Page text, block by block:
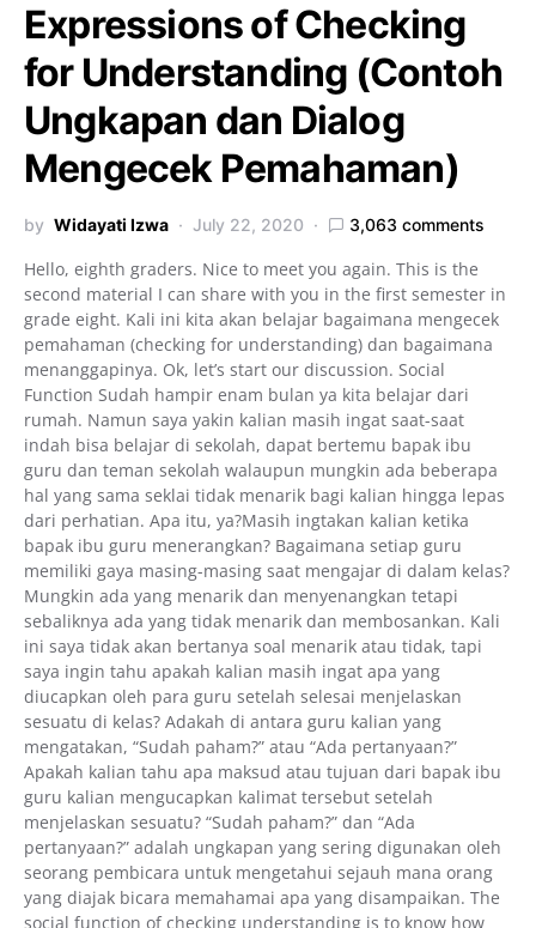
Expressions of Checking
for Understanding (Contoh
Ungkapan dan Dialog
Mengecek Pemahaman)
by Widayati Izwa July 22, 2020 3,063 comments
Hello, eighth graders. Nice to meet you again. This is the
second material I can share with you in the first semester in
grade eight. Kali ini kita akan belajar bagaimana mengecek
pemahaman (checking for understanding) dan bagaimana
menanggapinya. Ok, let’s start our discussion. Social
Function Sudah hampir enam bulan ya kita belajar dari
rumah. Namun saya yakin kalian masih ingat saat-saat
indah bisa belajar di sekolah, dapat bertemu bapak ibu
guru dan teman sekolah walaupun mungkin ada beberapa
hal yang sama seklai tidak menarik bagi kalian hingga lepas
dari perhatian. Apa itu, ya?Masih ingtakan kalian ketika
bapak ibu guru menerangkan? Bagaimana setiap guru
memiliki gaya masing-masing saat mengajar di dalam kelas?
Mungkin ada yang menarik dan menyenangkan tetapi
sebaliknya ada yang tidak menarik dan membosankan. Kali
ini saya tidak akan bertanya soal menarik atau tidak, tapi
saya ingin tahu apakah kalian masih ingat apa yang
diucapkan oleh para guru setelah selesai menjelaskan
sesuatu di kelas? Adakah di antara guru kalian yang
mengatakan, “Sudah paham?” atau “Ada pertanyaan?”
Apakah kalian tahu apa maksud atau tujuan dari bapak ibu
guru kalian mengucapkan kalimat tersebut setelah
menjelaskan sesuatu? “Sudah paham?” dan “Ada
pertanyaan?” adalah ungkapan yang sering digunakan oleh
seorang pembicara untuk mengetahui sejauh mana orang
yang diajak bicara memahamai apa yang disampaikan. The
social function of checking understanding is to know how